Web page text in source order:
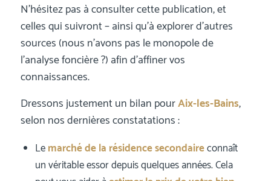
N’hésitez pas à consulter cette publication, et
celles qui suivront – ainsi qu’à explorer d’autres
sources (nous n’avons pas le monopole de
l’analyse foncière ?) afin d’affiner vos
connaissances.
Dressons justement un bilan pourAix-les-Bains,
selon nos dernières constatations :
Lemarché de la résidence secondaireconnaît
un véritable essor depuis quelques années. Cela